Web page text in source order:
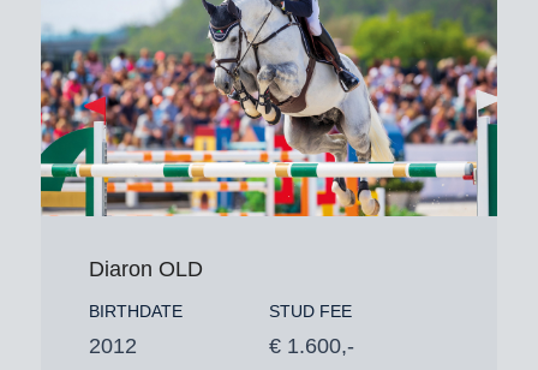
Diaron OLD
BIRTHDATE
2012
STUD FEE
€ 1.600,-